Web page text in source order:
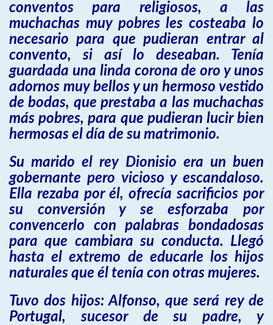
conventos para religiosos, a las
muchachas muy pobres les costeaba lo
necesario para que pudieran entrar al
convento, si así lo deseaban. Tenía
guardada una linda corona de oro y unos
adornos muy bellos y un hermoso vestido
de bodas, que prestaba a las muchachas
más pobres, para que pudieran lucir bien
hermosas el día de su matrimonio.
Su marido el rey Dionisio era un buen
gobernante pero vicioso y escandaloso.
Ella rezaba por él, ofrecía sacrificios por
su conversión y se esforzaba por
convencerlo con palabras bondadosas
para que cambiara su conducta. Llegó
hasta el extremo de educarle los hijos
naturales que él tenía con otras mujeres.
Tuvo dos hijos: Alfonso, que será rey de
Portugal, sucesor de su padre, y